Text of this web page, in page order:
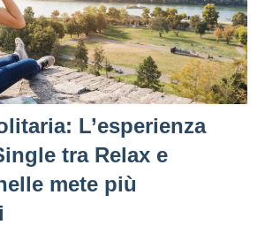
L’esperienza
tra Relax e
mete più